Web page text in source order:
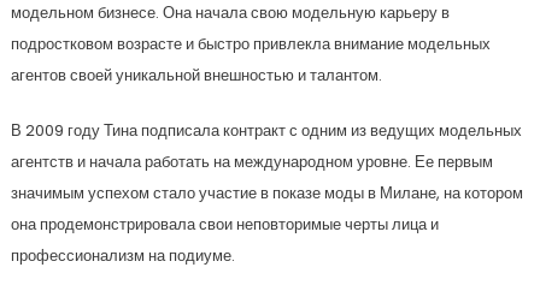
модельном бизнесе. Она начала свою модельную карьеру в
подростковом возрасте и быстро привлекла внимание модельных
агентов своей уникальной внешностью и талантом.
В 2009 году Тина подписала контракт с одним из ведущих модельных
агентств и начала работать на международном уровне. Ее первым
значимым успехом стало участие в показе моды в Милане, на котором
она продемонстрировала свои неповторимые черты лица и
профессионализм на подиуме.